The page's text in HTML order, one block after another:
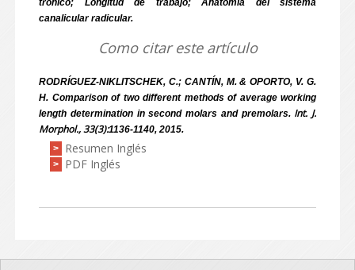
trónico; Longitud de trabajo; Anatomía del sistema
canalicular radicular.
Como citar este artículo
RODRÍGUEZ-NIKLITSCHEK, C.; CANTÍN, M. & OPORTO, V. G.
H. Comparison of two different methods of average working
length determination in second molars and premolars. Int. J.
Morphol., 33(3):1136-1140, 2015.
>
Resumen Inglés
> PDF Inglés